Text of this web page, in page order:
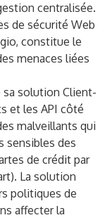
centralisée.
de sécurité Web
constitue le
menaces liées
sa solution Client-
et les API côté
malveillants qui
sensibles des
de crédit par
La solution
politiques de
affecter la